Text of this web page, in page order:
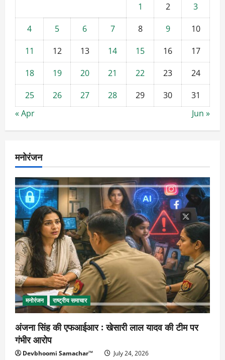
1 2
3
4
5 6 7 8 9
10
11
12 13 14 15 16
17
18
19 20 21 22 23
24
25
26 27 28 29 30
31
« Apr
Jun »
मनोरंजन
मनोरंजन राष्ट्रीय समाचार
अंजना सिंह की एफआईआर : खेसारी लाल यादव की टीम पर
गंभीर आरोप
Devbhoomi Samachar™ July 24, 2026